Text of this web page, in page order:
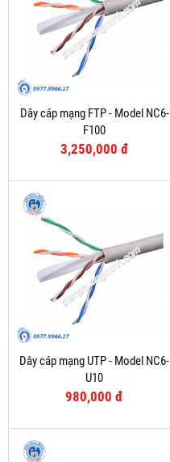
Dây cáp mạng FTP - Model NC6-
F100
3,250,000 đ
Dây cáp mạng UTP - Model NC6-
U10
980,000 đ